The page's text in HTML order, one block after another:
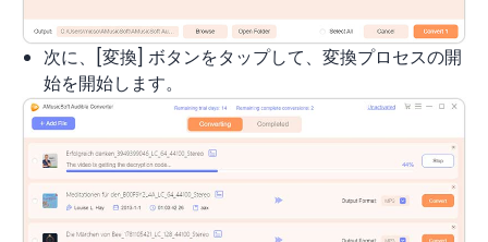
次に、[変換] ボタンをタップして、変換プロセスの開
始を開始します。